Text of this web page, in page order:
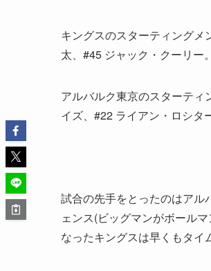
キングスのスターティング
太、#45 ジャック・クーリー。
アルバルク東京のスターティ
イズ、#22 ライアン・ロシタ
試合の先手をとったのはアル
ェンス(ビッグマンがボール
なったキングスは早くもタイ